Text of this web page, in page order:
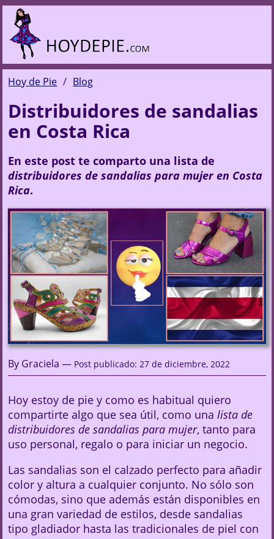
Hoy de Pie Blog
Distribuidores de sandalias
en Costa Rica
En este post te comparto una lista de
distribuidores de sandalias para mujer en Costa
Rica.
By Graciela — Post publicado: 27 de diciembre, 2022
Hoy estoy de pie y como es habitual quiero
compartirte algo que sea útil, como unalista de
distribuidores de sandalias para mujer, tanto para
uso personal, regalo o para iniciar un negocio.
Las sandalias son el calzado perfecto para añadir
color y altura a cualquier conjunto. No sólo son
cómodas, sino que además están disponibles en
una gran variedad de estilos, desde sandalias
tipo gladiador hasta las tradicionales de piel con